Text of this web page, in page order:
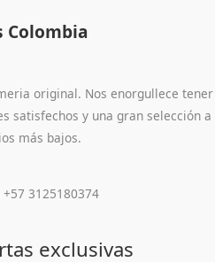
Colombia
original. Nos enorgullece tener
satisfechos y una gran selección a
más bajos.
3125180374
exclusivas